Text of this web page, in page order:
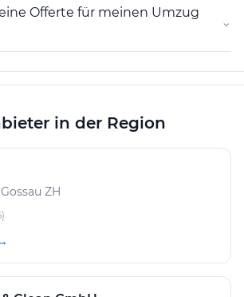
Offerte für meinen Umzug
⌄
in der Region
ZH